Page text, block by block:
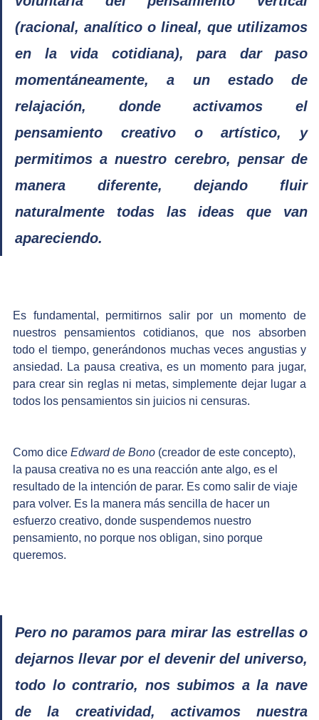
(racional, analítico o lineal, que utilizamos
en la vida cotidiana), para dar paso
momentáneamente, a un estado de
relajación, donde activamos el
pensamiento creativo o artístico, y
permitimos a nuestro cerebro, pensar de
manera diferente, dejando fluir
naturalmente todas las ideas que van
apareciendo.
Es fundamental, permitirnos salir por un momento de
nuestros pensamientos cotidianos, que nos absorben
todo el tiempo, generándonos muchas veces angustias y
ansiedad. La pausa creativa, es un momento para jugar,
para crear sin reglas ni metas, simplemente dejar lugar a
todos los pensamientos sin juicios ni censuras.
Como dice Edward de Bono (creador de este concepto),
la pausa creativa no es una reacción ante algo, es el
resultado de la intención de parar. Es como salir de viaje
para volver. Es la manera más sencilla de hacer un
esfuerzo creativo, donde suspendemos nuestro
pensamiento, no porque nos obligan, sino porque
queremos.
Pero no paramos para mirar las estrellas o
dejarnos llevar por el devenir del universo,
todo lo contrario, nos subimos a la nave
de la creatividad, activamos nuestra